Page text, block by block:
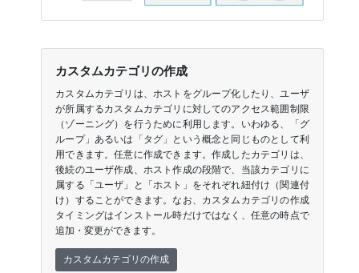
カスタムカテゴリの作成
カスタムカテゴリは、ホストをグループ化したり、ユーザ
が所属するカスタムカテゴリに対してのアクセス範囲制限
（ゾーニング）を行うために利用します。いわゆる、「グ
ループ」あるいは「タグ」という概念と同じものとして利
用できます。任意に作成できます。作成したカテゴリは、
後続のユーザ作成、ホスト作成の段階で、当該カテゴリに
属する「ユーザ」と「ホスト」をそれぞれ紐付け（関連付
け）することができます。なお、カスタムカテゴリの作成
タイミングはインストール時だけではなく、任意の時点で
追加・変更ができます。
カスタムカテゴリの作成